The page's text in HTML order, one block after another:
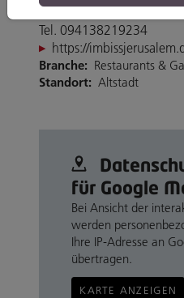
Obermünsterstraße 1,
Tel. 094138219234
https://
Branche: Restaurants &
Standort: Altstadt
für Google
Bei Ansicht der
werden
Ihre IP-Adresse an
übertragen.
KARTE ANZEIGEN